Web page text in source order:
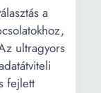
a
ultragyors
fejlett